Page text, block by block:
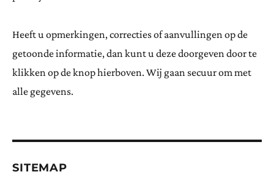
Heeft u opmerkingen, correcties of aanvullingen op de
getoonde informatie, dan kunt u deze doorgeven door te
klikken op de knop hierboven. Wij gaan secuur om met
alle gegevens.
SITEMAP